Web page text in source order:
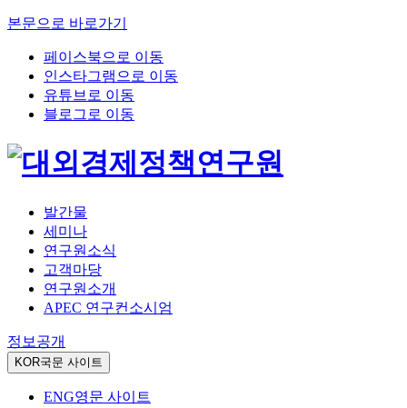
본문으로 바로가기
페이스북으로 이동
인스타그램으로 이동
유튜브로 이동
블로그로 이동
발간물
세미나
연구원소식
고객마당
연구원소개
APEC 연구컨소시엄
정보공개
KOR국문 사이트
ENG영문 사이트